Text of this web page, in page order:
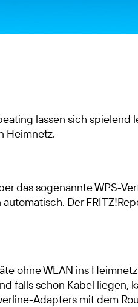
lassen sich
Heimnetz.
das sogenannte WPS-
Der
ohne WLAN ins
falls schon Kabel liegen,
Adapters mit dem